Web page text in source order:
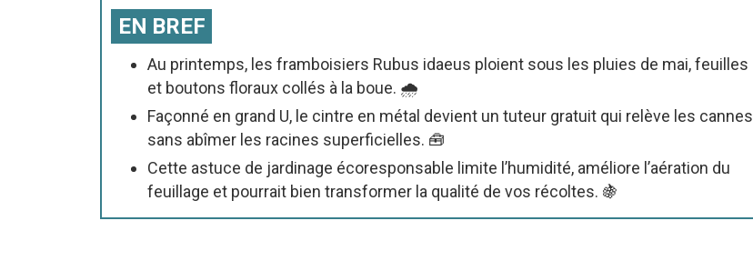
EN BREF
Au printemps, les framboisiers Rubus idaeus ploient sous les pluies de mai, feuilles
et boutons floraux collés à la boue. 🌧️
Façonné en grand U, le cintre en métal devient un tuteur gratuit qui relève les cannes
sans abîmer les racines superficielles. 🧰
Cette astuce de jardinage écoresponsable limite l’humidité, améliore l’aération du
feuillage et pourrait bien transformer la qualité de vos récoltes. 🍇